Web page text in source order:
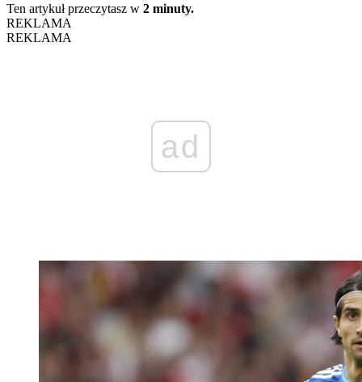
Ten artykuł przeczytasz w 2 minuty.
REKLAMA
REKLAMA
ad